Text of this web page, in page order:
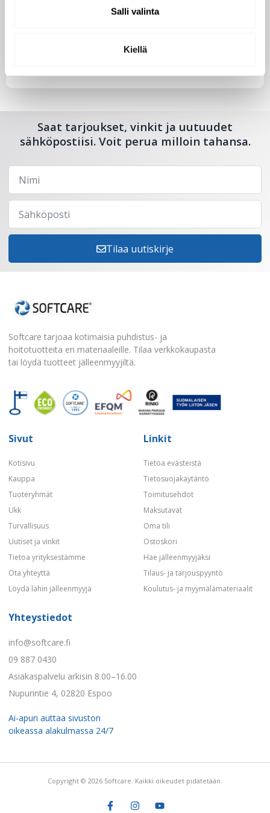
Salli valinta
Kiellä
Saat tarjoukset, vinkit ja uutuudet
sähköpostiisi. Voit perua milloin tahansa.
Tilaa uutiskirje
Softcare tarjoaa kotimaisia puhdistus- ja
hoitotuotteita eri materiaaleille. Tilaa verkkokaupasta
tai löydä tuotteet jälleenmyyjiltä.
Sivut
Kotisivu
Kauppa
Tuoteryhmät
Ukk
Turvallisuus
Uutiset ja vinkit
Tietoa yrityksestämme
Ota yhteyttä
Löydä lähin jälleenmyyjä
Linkit
Tietoa evästeistä
Tietosuojakäytäntö
Toimitusehdot
Maksutavat
Oma tili
Ostoskori
Hae jälleenmyyjäksi
Tilaus- ja tarjouspyyntö
Koulutus- ja myymälämateriaalit
Yhteystiedot
info@softcare.fi
09 887 0430
Asiakaspalvelu arkisin 8.00–16.00
Nupurintie 4, 02820 Espoo
Ai-apuri auttaa sivuston
oikeassa alakulmassa 24/7
Copyright © 2026 Softcare. Kaikki oikeudet pidätetään.